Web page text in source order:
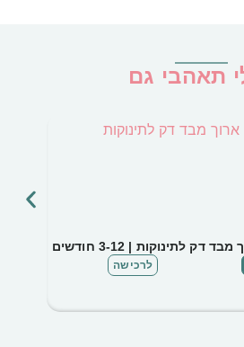
תאהבי גם
לתינוקות | 3-12 חודשים
לרכישה